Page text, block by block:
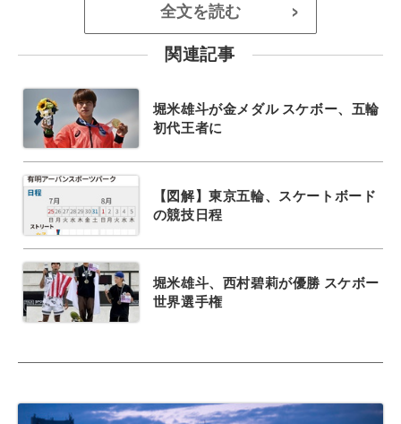
全文を読む >
関連記事
堀米雄斗が金メダル スケボー、五輪
初代王者に
【図解】東京五輪、スケートボード
の競技日程
堀米雄斗、西村碧莉が優勝 スケボー
世界選手権